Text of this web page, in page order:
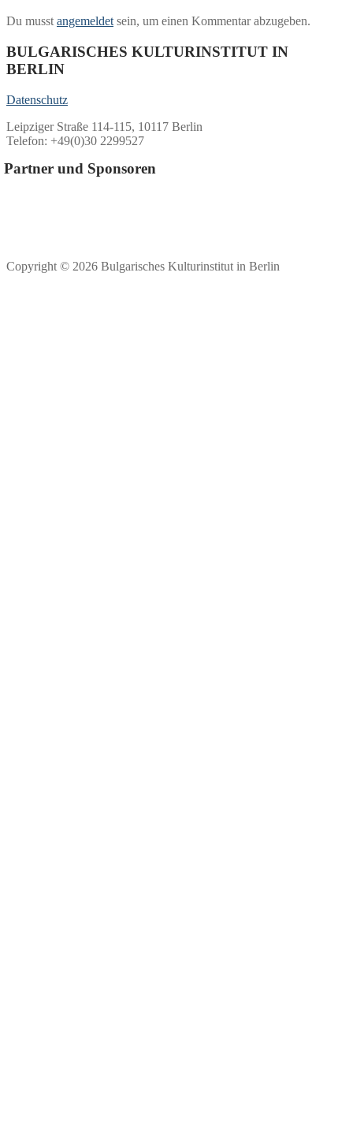
Du musst angemeldet sein, um einen Kommentar abzugeben.
BULGARISCHES KULTURINSTITUT IN
BERLIN
Datenschutz
Leipziger Straße 114-115, 10117 Berlin
Telefon: +49(0)30 2299527
Partner und Sponsoren
Copyright © 2026 Bulgarisches Kulturinstitut in Berlin